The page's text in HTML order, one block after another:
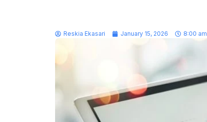
Reskia Ekasari January 15, 2026 8:00 am